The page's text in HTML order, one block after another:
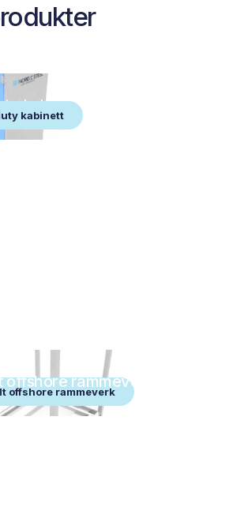
kabinett
kabinett
offshore rammeverk
offshore rammeverk